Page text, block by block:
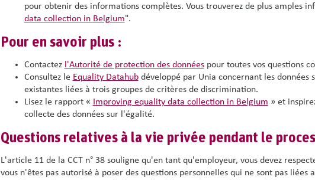
pour obtenir des informations complètes. Vous trouverez de plus amples
data collection in Belgium".
Pour en savoir plus :
Contactez l'Autorité de protection des donnéespour toutes vos questions
Consultez le Equality Datahubdéveloppé par Unia concernant les données
existantes liées à trois groupes de critères de discrimination.
Lisez le rapport «
Improving equality data collection in Belgium » et
collecte des données sur l'égalité.
Questions relatives à la vie privée pendant le
L'article 11 de la CCT n° 38 souligne qu'en tant qu'employeur, vous devez
vous n'êtes pas autorisé à poser des questions personnelles qui ne sont pas liées